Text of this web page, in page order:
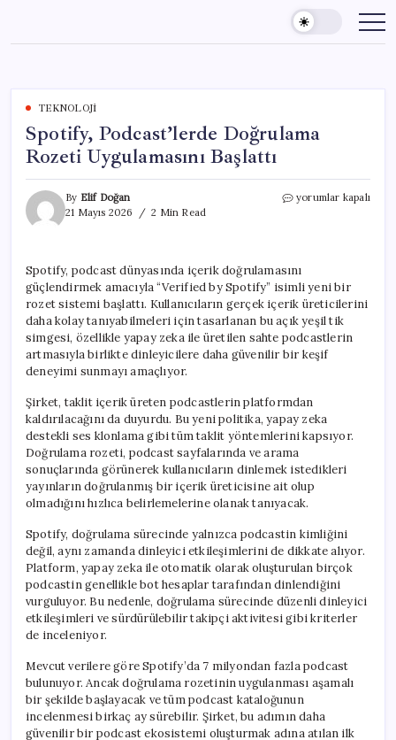
content
TEKNOLOJI
Spotify, Podcast’lerde Doğrulama
Rozeti Uygulamasını Başlattı
By Elif Doğan
21 Mayıs 2026
2 Min Read
Spotify,
Başlattı
için
yorumlar kapalı
Spotify, podcast dünyasında içerik doğrulamasını
güçlendirmek amacıyla “Verified by Spotify” isimli yeni bir
rozet sistemi başlattı. Kullanıcıların gerçek içerik üreticilerini
daha kolay tanıyabilmeleri için tasarlanan bu açık yeşil tik
simgesi, özellikle yapay zeka ile üretilen sahte podcastlerin
artmasıyla birlikte dinleyicilere daha güvenilir bir keşif
deneyimi sunmayı amaçlıyor.
Şirket, taklit içerik üreten podcastlerin platformdan
kaldırılacağını da duyurdu. Bu yeni politika, yapay zeka
destekli ses klonlama gibi tüm taklit yöntemlerini kapsıyor.
Doğrulama rozeti, podcast sayfalarında ve arama
sonuçlarında görünerek kullanıcıların dinlemek istedikleri
yayınların doğrulanmış bir içerik üreticisine ait olup
olmadığını hızlıca belirlemelerine olanak tanıyacak.
Spotify, doğrulama sürecinde yalnızca podcastin kimliğini
değil, aynı zamanda dinleyici etkileşimlerini de dikkate alıyor.
Platform, yapay zeka ile otomatik olarak oluşturulan birçok
podcastin genellikle bot hesaplar tarafından dinlendiğini
vurguluyor. Bu nedenle, doğrulama sürecinde düzenli dinleyici
etkileşimleri ve sürdürülebilir takipçi aktivitesi gibi kriterler
de inceleniyor.
Mevcut verilere göre Spotify’da 7 milyondan fazla podcast
bulunuyor. Ancak doğrulama rozetinin uygulanması aşamalı
bir şekilde başlayacak ve tüm podcast kataloğunun
incelenmesi birkaç ay sürebilir. Şirket, bu adımın daha
güvenilir bir podcast ekosistemi oluşturmak adına atılan ilk